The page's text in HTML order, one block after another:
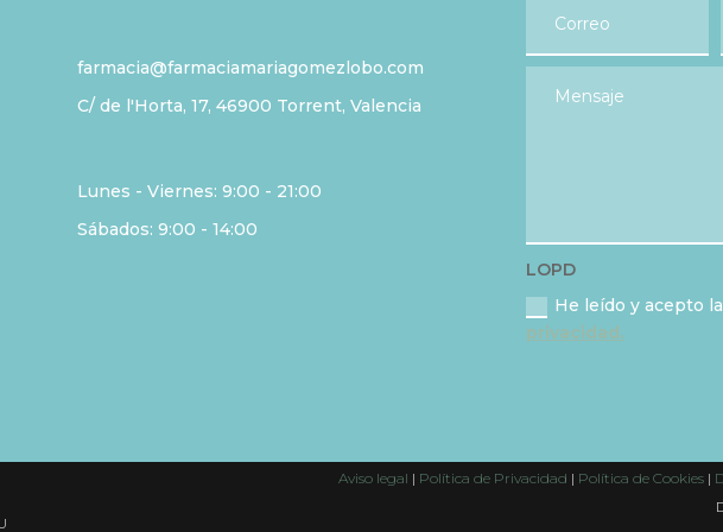
farmacia@farmaciamariagomezlobo.com
C/ de l'Horta, 17, 46900 Torrent, Valencia
Lunes - Viernes: 9:00 - 21:00
Sábados: 9:00 - 14:00
LOPD
He leído y acepto la
privacidad.
Aviso legal | Política de Privacidad | Política de Cookies |